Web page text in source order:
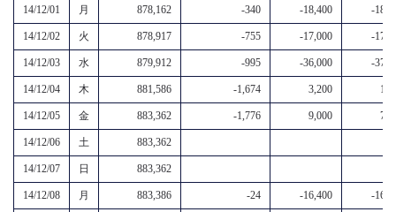
14/12/01 月 878,162 -340 -18,400 -
14/12/02 火 878,917 -755 -17,000 -
14/12/03 水 879,912 -995 -36,000 -
14/12/04 木 881,586 -1,674 3,200
14/12/05 金 883,362 -1,776 9,000
14/12/06 土 883,362
14/12/07 日 883,362
14/12/08 月 883,386 -24 -16,400 -